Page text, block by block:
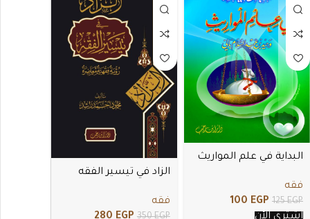
البداية في علم المواريث
فقه
125EGP
100 EGP
الزاد في تيسير الفقه
فقه
350EGP
280 EGP